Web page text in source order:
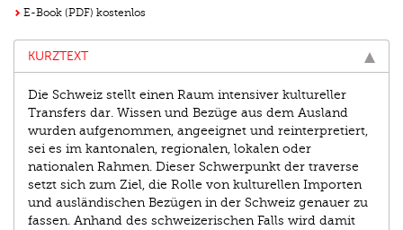
E-Book (PDF) kostenlos
KURZTEXT
Die Schweiz stellt einen Raum intensiver kultureller
Transfers dar. Wissen und Bezüge aus dem Ausland
wurden aufgenommen, angeeignet und reinterpretiert,
sei es im kantonalen, regionalen, lokalen oder
nationalen Rahmen. Dieser Schwerpunkt der traverse
setzt sich zum Ziel, die Rolle von kulturellen Importen
und ausländischen Bezügen in der Schweiz genauer zu
fassen. Anhand des schweizerischen Falls wird damit